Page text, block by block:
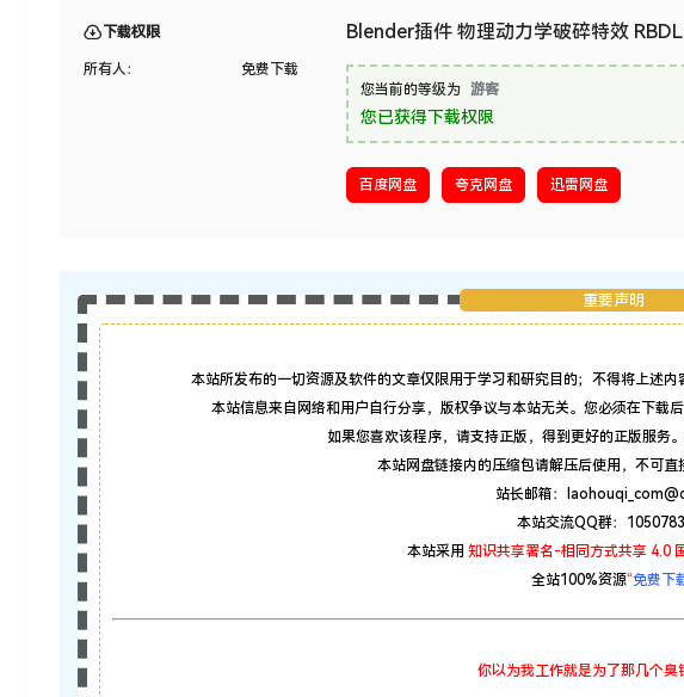
下载权限
所有人： 免费下载
Blender插件 物理动力学破碎特效
您当前的等级为 游客
您已获得下载权限
百度网盘 夸克网盘 迅雷网盘
重要声明
本站所发布的一切资源及软件的文章仅限用于学习和研究目的；不得将上述
本站信息来自网络和用户自行分享，版权争议与本站无关。您必须在下载
如果您喜欢该程序，请支持正版，得到更好的正版服务
本站网盘链接内的压缩包请解压后使用，不可直
站长邮箱：
本站交流QQ群：
本站采用 知识共享署名-相同方式共享 4.0
全站100%资源“免费下
你以为我工作就是为了那几个臭